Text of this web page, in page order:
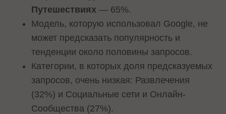
Путешествиях — 65%.
Модель, которую использовал Google, не
может предсказать популярность и
тенденции около половины запросов.
Категории, в которых доля предсказуемых
запросов, очень низкая: Развлечения
(32%) и Социальные сети и Онлайн-
Сообщества (27%).